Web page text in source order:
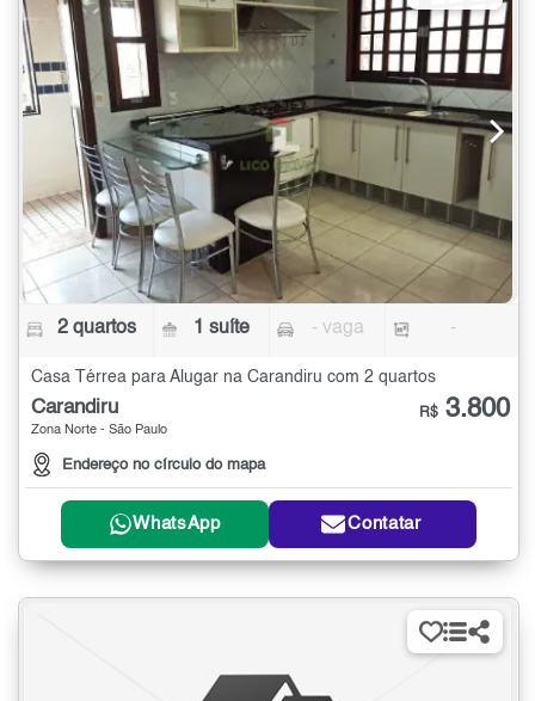
2 quartos 1 suíte - vaga -
Casa Térrea para Alugar na Carandiru com 2 quartos
Carandiru
Zona Norte - São Paulo
Endereço no círculo do mapa
R$ 3.800
WhatsApp Contatar